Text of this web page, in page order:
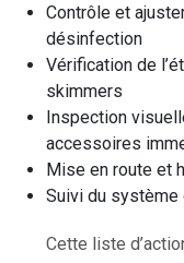
Contrôle et
désinfection
Vérification de
skimmers
Inspection
accessoires
Mise en route et
Suivi du
Cette liste